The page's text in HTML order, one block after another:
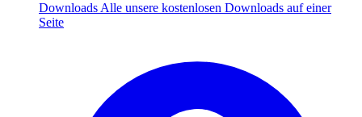
Downloads Alle unsere kostenlosen Downloads auf einer
Seite